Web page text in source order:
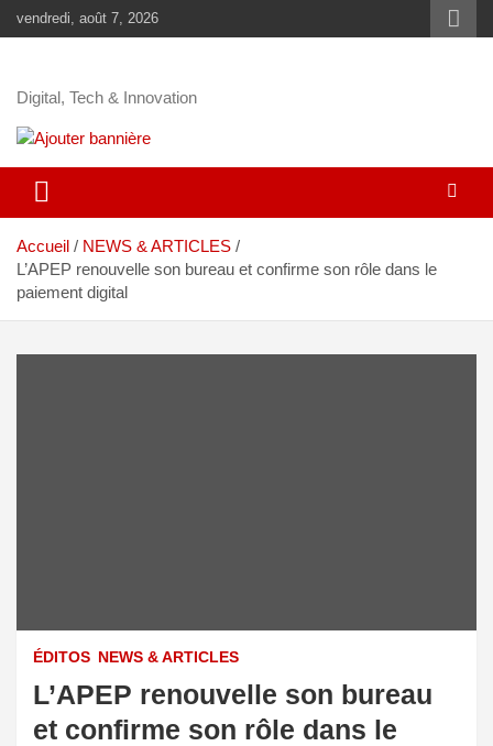
vendredi, août 7, 2026
Digital, Tech & Innovation
Accueil
NEWS & ARTICLES
L’APEP renouvelle son bureau et confirme son rôle dans le
paiement digital
ÉDITOS NEWS & ARTICLES
L’APEP renouvelle son bureau
et confirme son rôle dans le